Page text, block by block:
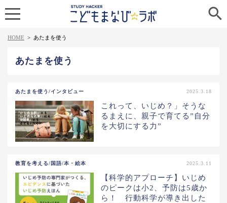

HOME > あたまを使う
あたまを使う
あたまを使う/インタビュー 2025.3.18
これって、いじめ？」そうな
るまえに、親子で育てる”自分
を大切にする力”
教育を考える/国語/本・絵本 2025.3.11
【科学的アプローチ】いじめ
のピークは小2、予防は5歳か
ら！ 行動科学が導き出した